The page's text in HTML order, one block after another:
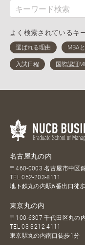
よく検索されているキ
名古屋丸の内
〒460-0003 名古屋市中区
TEL052-203-8111
地下鉄丸の内駅6番出口徒
東京丸の内
〒100-6307 千代田区丸の
TEL03-3212-4111
東京駅丸の内南口徒歩1分